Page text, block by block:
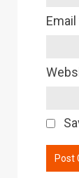
Email